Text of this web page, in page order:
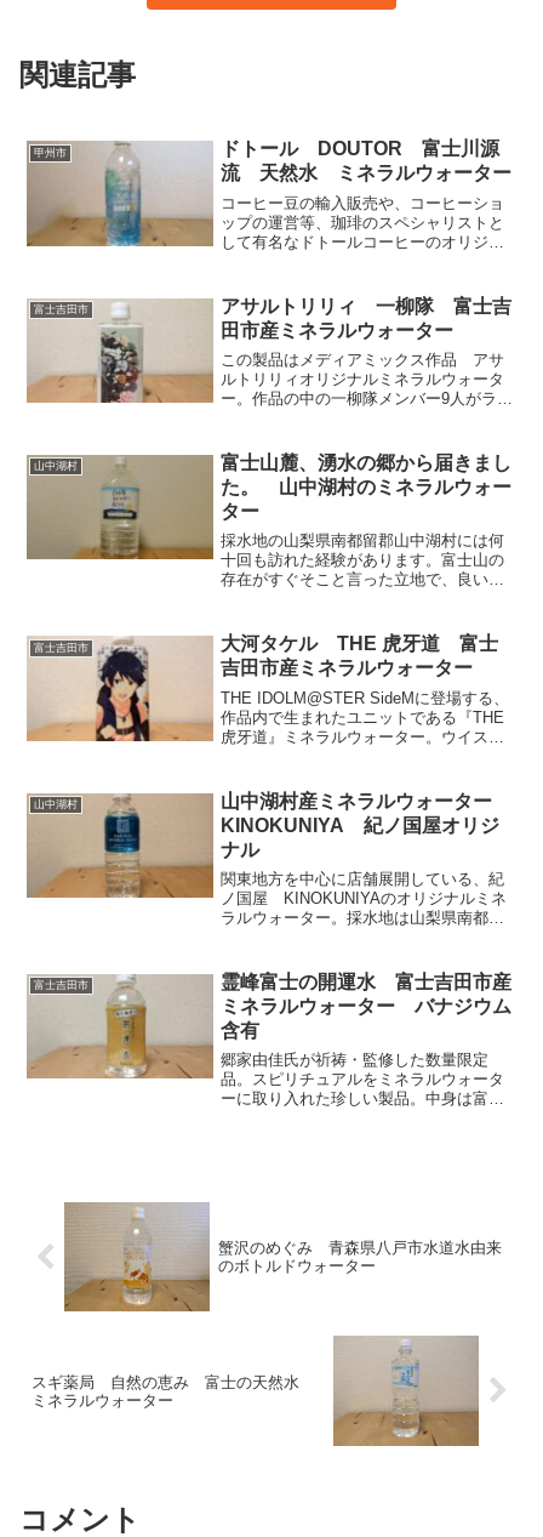
関連記事
甲州市
ドトール DOUTOR 富士川源
流 天然水 ミネラルウォーター
コーヒー豆の輸入販売や、コーヒーショ
ップの運営等、珈琲のスペシャリストと
して有名なドトールコーヒーのオリジナ
所。周辺に水工場や水スポットが多い。
サッパリしていてクセの無い味は珈琲を
淹れるのも当然だが、どんな場面でも活
躍できる。日常使いにおすすめできる製
品。
富士吉田市
アサルトリリィ 一柳隊 富士吉
田市産ミネラルウォーター
この製品はメディアミックス作品 アサ
ルトリリィオリジナルミネラルウォータ
ー。作品の中の一柳隊メンバー9人がラベ
紗 吉村・Thi・梅 郭神琳 王雨嘉ミリ
アム・ヒルデガルド・v・グロピウス 一
柳結梨の面々。サッパリしていて飲み易
いが、容量がすくな上に400円弱する為、
日常使い用と言うよりはキャラクターグ
ッズだろう。
山中湖村
富士山麓、湧水の郷から届きまし
た。 山中湖村のミネラルウォー
ター
採水地の山梨県南都留郡山中湖村には何
十回も訪れた経験があります。富士山の
存在がすぐそこと言った立地で、良い水
が、効能を過信しない方がいい。効けば
いいな程度の気持ちで飲み続けるのが正
解だろう。例え全く効かずとも、水をこ
まめに飲み続ける事自体が身体に＋とな
る。
富士吉田市
大河タケル THE 虎牙道 富士
吉田市産ミネラルウォーター
THE IDOLM@STER SideMに登場する、
作品内で生まれたユニットである『THE
虎牙道』ミネラルウォーター。ウイスキ
で、この製品は大河タケルバージョン。
サッパリしていて飲み易いから、作品・
キャラクターファンの方も楽しめるだろ
う。
山中湖村
山中湖村産ミネラルウォーター
KINOKUNIYA 紀ノ国屋オリジ
ナル
関東地方を中心に店舗展開している、紀
ノ国屋 KINOKUNIYAのオリジナルミネ
ラルウォーター。採水地は山梨県南都留
に良いとされるが、効能を過信するのは
NG。効けばいいな程度に考えるべき。サ
ッパリしていてとても飲み易い。クセが
ないから誰でも楽しめ、日常使いにおす
すめできる。
富士吉田市
霊峰富士の開運水 富士吉田市産
ミネラルウォーター バナジウム
含有
郷家由佳氏が祈祷・監修した数量限定
品。スピリチュアルをミネラルウォータ
ーに取り入れた珍しい製品。中身は富士
蟹沢のめぐみ 青森県八戸市水道水由来
のボトルドウォーター
スギ薬局 自然の恵み 富士の天然水
ミネラルウォーター
コメント